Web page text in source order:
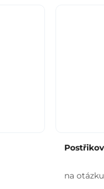
na otázku